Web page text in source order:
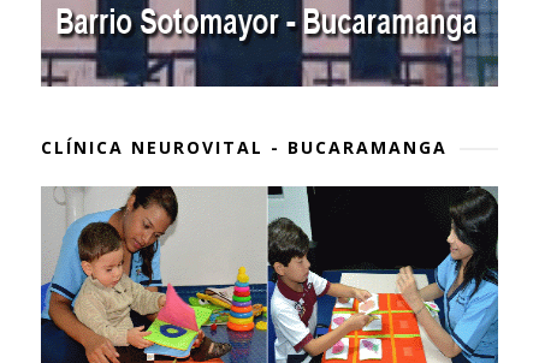
CLÍNICA NEUROVITAL - BUCARAMANGA